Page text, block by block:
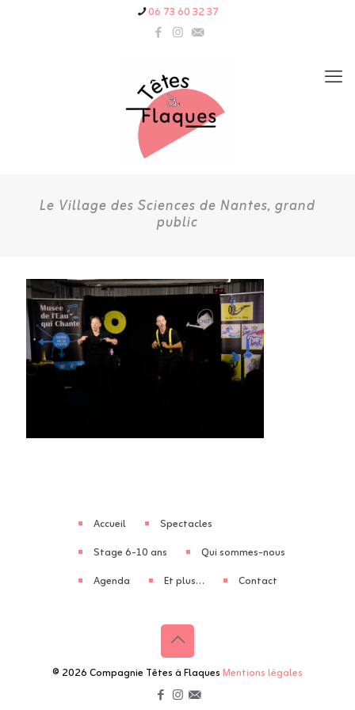
06 73 60 32 37
Le Village des Sciences de Nantes, grand
public
Accueil
Spectacles
Stage 6-10 ans
Qui sommes-nous
Agenda
Et plus… Contact
© 2026 Compagnie Têtes à FlaquesMentions légales